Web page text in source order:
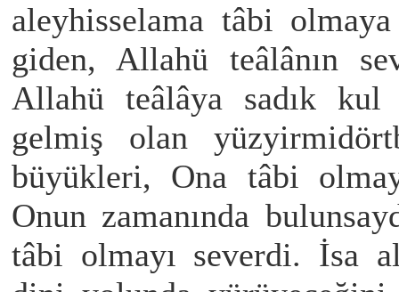
aleyhisselama tâbi
giden, Allahü teâlânın
Allahü teâlâya sadık kul
gelmiş olan
büyükleri, Ona tâbi
Onun zamanında
tâbi olmayı severdi. İsa